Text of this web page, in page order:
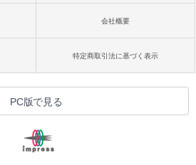
会社概要
特定商取引法に基づく表示
PC版で見る